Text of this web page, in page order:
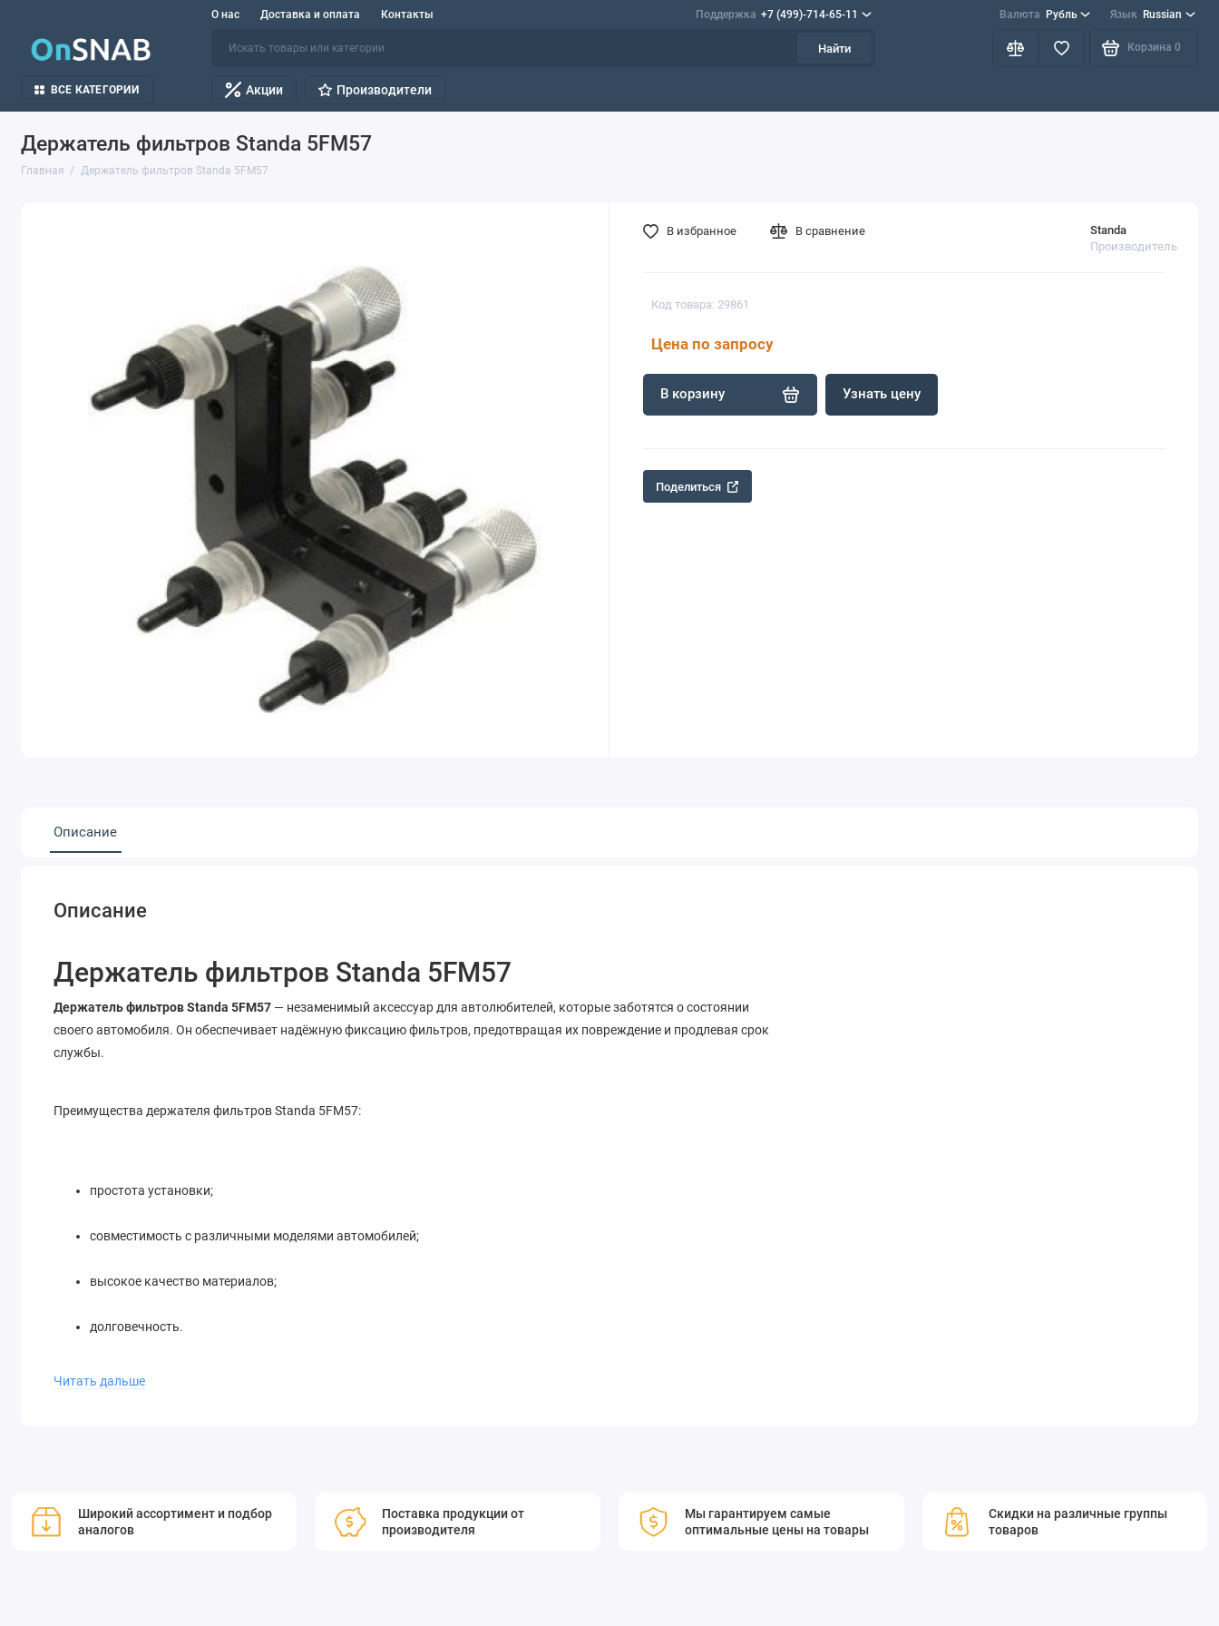
О нас Доставка и оплата Контакты Поддержка +7 (499)-714-65-11 Валюта Рубль Язык Russian
Найти Корзина 0
ВСЕ КАТЕГОРИИ Акции Производители
Держатель фильтров Standa 5FM57
Главная Держатель фильтров Standa 5FM57
Код товара: 29861
Цена по запросу
Standa
Производитель
В корзину Узнать цену
В избранное В сравнение
Поделиться
Описание
Описание
Держатель фильтров Standa 5FM57
Держатель фильтров Standa 5FM57 — незаменимый аксессуар для автолюбителей, которые заботятся о состоянии
своего автомобиля. Он обеспечивает надёжную фиксацию фильтров, предотвращая их повреждение и продлевая срок
службы.
Преимущества держателя фильтров Standa 5FM57:
простота установки;
совместимость с различными моделями автомобилей;
высокое качество материалов;
долговечность.
Читать дальше
Широкий ассортимент и подбор
аналогов
Поставка продукции от
производителя
Мы гарантируем самые
оптимальные цены на товары
Скидки на различные группы
товаров